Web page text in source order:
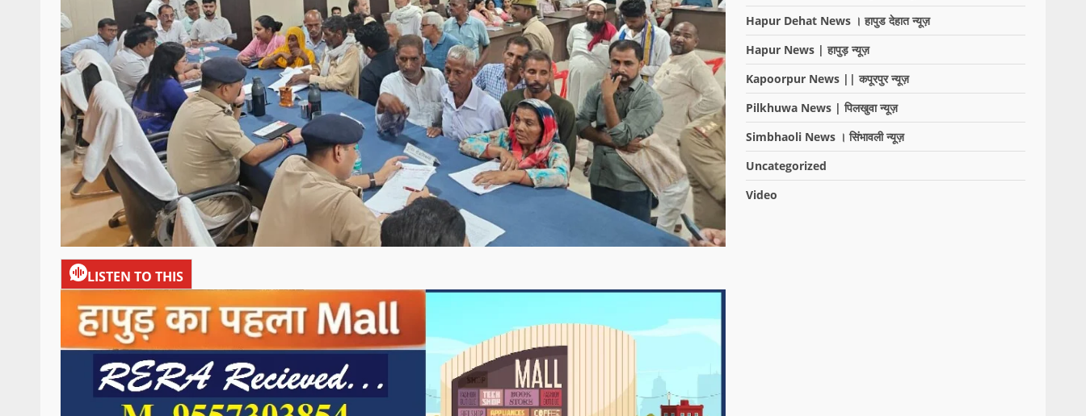
LISTEN TO THIS
Hapur Dehat News । हापुड देहात न्यूज़
Hapur News | हापुड़ न्यूज़
Kapoorpur News || कपूरपुर न्यूज़
Pilkhuwa News | पिलखुवा न्यूज़
Simbhaoli News । सिंभावली न्यूज़
Uncategorized
Video